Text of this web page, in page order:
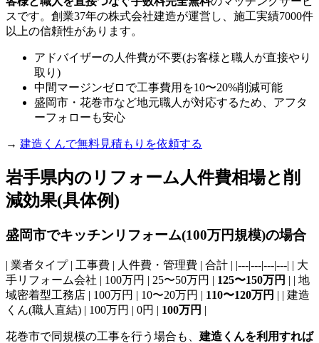
スです。創業37年の株式会社建造が運営し、施工実績7000件
以上の信頼性があります。
アドバイザーの人件費が不要(お客様と職人が直接やり
取り)
中間マージンゼロで工事費用を10〜20%削減可能
盛岡市・花巻市など地元職人が対応するため、アフタ
ーフォローも安心
→ 建造くんで無料見積もりを依頼する
岩手県内のリフォーム人件費相場と削
減効果(具体例)
盛岡市でキッチンリフォーム(100万円規模)の場合
| 業者タイプ | 工事費 | 人件費・管理費 | 合計 | |---|---|---|---| | 大
手リフォーム会社 | 100万円 | 25〜50万円 | 125〜150万円 | | 地
域密着型工務店 | 100万円 | 10〜20万円 | 110〜120万円 | | 建造
くん(職人直結) | 100万円 | 0円 | 100万円 |
花巻市で同規模の工事を行う場合も、 建造くんを利用すれば